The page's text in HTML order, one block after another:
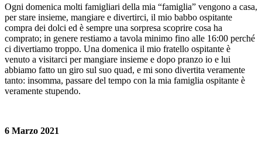
Ogni domenica molti famigliari della mia “famiglia” vengono a casa,
per stare insieme, mangiare e divertirci, il mio babbo ospitante
compra dei dolci ed è sempre una sorpresa scoprire cosa ha
comprato; in genere restiamo a tavola minimo fino alle 16:00 perché
ci divertiamo troppo. Una domenica il mio fratello ospitante è
venuto a visitarci per mangiare insieme e dopo pranzo io e lui
abbiamo fatto un giro sul suo quad, e mi sono divertita veramente
tanto: insomma, passare del tempo con la mia famiglia ospitante è
veramente stupendo.
6 Marzo 2021